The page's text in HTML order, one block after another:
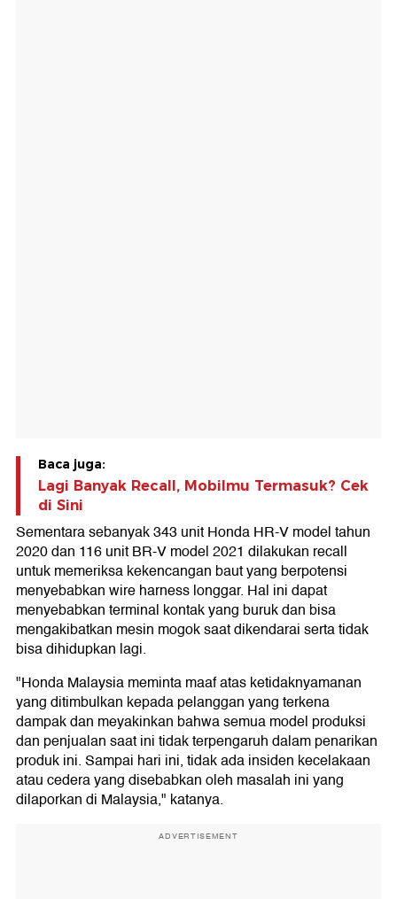
Baca juga:
Lagi Banyak Recall, Mobilmu Termasuk? Cek
di Sini
Sementara sebanyak 343 unit Honda HR-V model tahun
2020 dan 116 unit BR-V model 2021 dilakukan recall
untuk memeriksa kekencangan baut yang berpotensi
menyebabkan wire harness longgar. Hal ini dapat
menyebabkan terminal kontak yang buruk dan bisa
mengakibatkan mesin mogok saat dikendarai serta tidak
bisa dihidupkan lagi.
"Honda Malaysia meminta maaf atas ketidaknyamanan
yang ditimbulkan kepada pelanggan yang terkena
dampak dan meyakinkan bahwa semua model produksi
dan penjualan saat ini tidak terpengaruh dalam penarikan
produk ini. Sampai hari ini, tidak ada insiden kecelakaan
atau cedera yang disebabkan oleh masalah ini yang
dilaporkan di Malaysia," katanya.
ADVERTISEMENT